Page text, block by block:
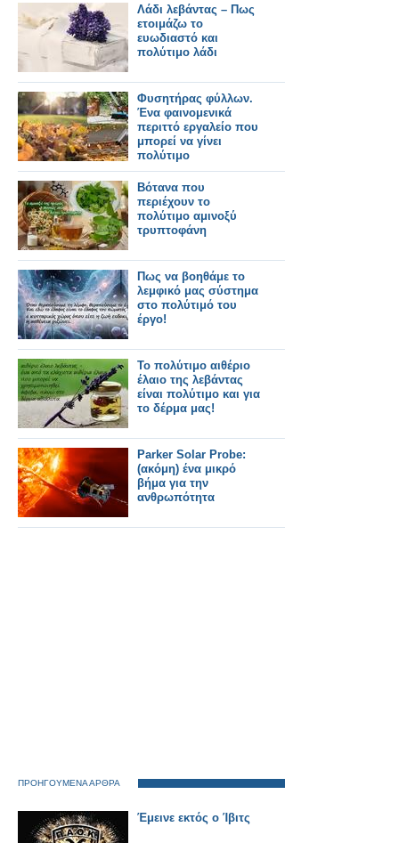
Λάδι λεβάντας – Πως
ετοιμάζω το
ευωδιαστό και
πολύτιμο λάδι
Φυσητήρας φύλλων.
Ένα φαινομενικά
περιττό εργαλείο που
μπορεί να γίνει
πολύτιμο
Βότανα που
περιέχουν το
πολύτιμο αμινοξύ
τρυπτοφάνη
Πως να βοηθάμε το
λεμφικό μας σύστημα
στο πολύτιμό του
έργο!
Το πολύτιμο αιθέριο
έλαιo της λεβάντας
είναι πολύτιμο και για
το δέρμα μας!
Parker Solar Probe:
(ακόμη) ένα μικρό
βήμα για την
ανθρωπότητα
ΠΡΟΗΓΟΥΜΕΝΑ ΑΡΘΡΑ
Έμεινε εκτός ο Ίβιτς